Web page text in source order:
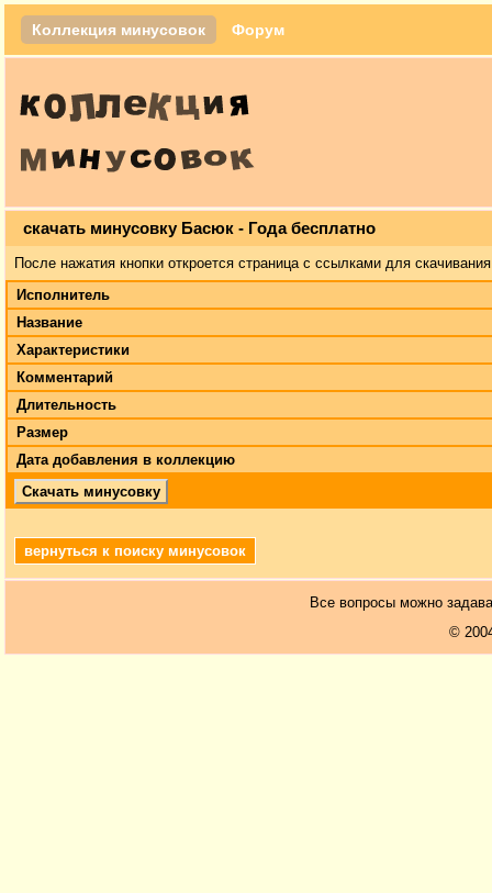
Коллекция минусовок Форум
скачать минусовку Басюк - Года бесплатно
После нажатия кнопки откроется страница с ссылками для
Исполнитель
Название
Характеристики
Комментарий
Длительность
Размер
Дата добавления в коллекцию
Скачать минусовку
вернуться к поиску минусовок
Все вопросы можно
©